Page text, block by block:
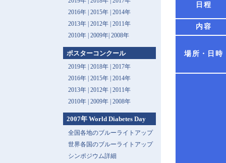
日程
内容
場所・日時
2016年| 2015年| 2014年
2013年 | 2012年| 2011年
2010年| 2009年| 2008年
ポスターコンクール
2019年 | 2018年 | 2017年
2016年 | 2015年 | 2014年
2013年 | 2012年 | 2011年
2010年 | 2009年 | 2008年
2007年 World Diabetes Day
全国各地のブルーライトアップ
世界各国のブルーライトアップ
シンポジウム詳細